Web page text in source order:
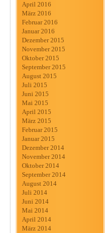
April 2016
März 2016
Februar 2016
Januar 2016
Dezember 2015
November 2015
Oktober 2015
September 2015
August 2015
Juli 2015
Juni 2015
Mai 2015
April 2015
März 2015
Februar 2015
Januar 2015
Dezember 2014
November 2014
Oktober 2014
September 2014
August 2014
Juli 2014
Juni 2014
Mai 2014
April 2014
März 2014